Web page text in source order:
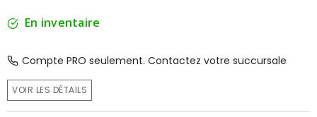
En inventaire
Compte PRO seulement. Contactez votre succursale
VOIR LES DÉTAILS